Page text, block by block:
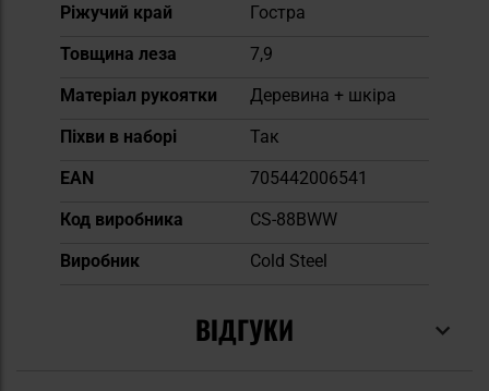
Ріжучий край
Гостра
Товщина леза
7,9
Матеріал рукоятки
Деревина + шкіра
Піхви в наборі
Так
EAN
705442006541
Код виробника
CS-88BWW
Виробник
Cold Steel
ВІДГУКИ